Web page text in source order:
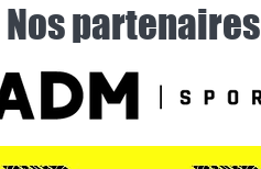
Nos partenaires